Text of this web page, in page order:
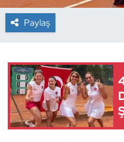
Paylaş
Dağcılık
Dans Sporları
Dövüş Sanatı
E-Spor